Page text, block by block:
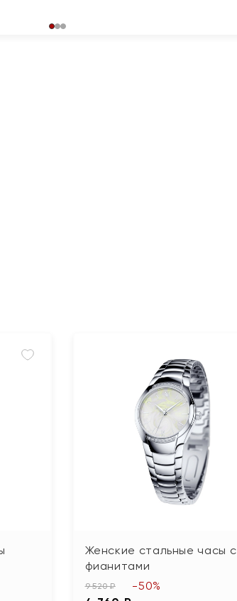
Женские стальные часы с
фианитами
9 520 ₽ -50%